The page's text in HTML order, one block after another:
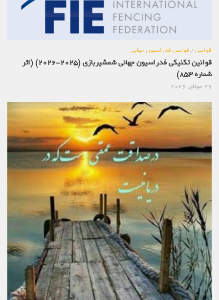
قوانین/قوانین فدراسیون جهانی
قوانین تکنیکی فدراسیون جهانی شمشیربازی (2025-2026) (اثر
شماره 853)